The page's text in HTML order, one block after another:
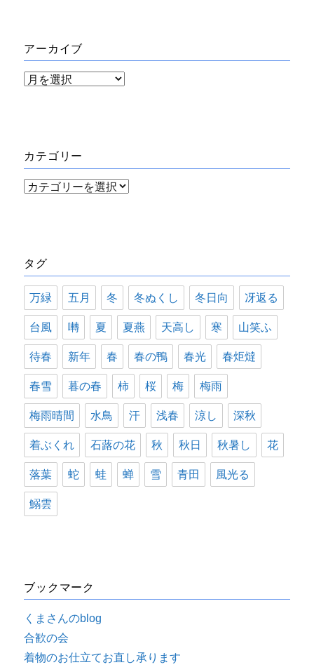
アーカイブ
ア
ブ
カテゴリー
カ
ー
タグ
万緑 五月 冬 冬ぬくし 冬日向 冴返る
台風 囀 夏 夏燕 天高し 寒 山笑ふ
待春 新年 春 春の鴨 春光 春炬燵
春雪 暮の春 柿 桜 梅 梅雨
梅雨晴間 水鳥 汗 浅春 涼し 深秋
着ぶくれ 石蕗の花 秋 秋日 秋暑し 花
落葉 蛇 蛙 蝉 雪 青田 風光る
鰯雲
ブックマーク
くまさんのblog
合歓の会
着物のお仕立てお直し承ります